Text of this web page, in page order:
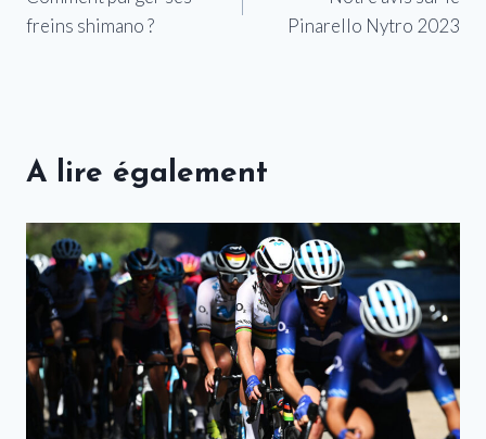
de
freins shimano ?
Pinarello Nytro 2023
A lire également